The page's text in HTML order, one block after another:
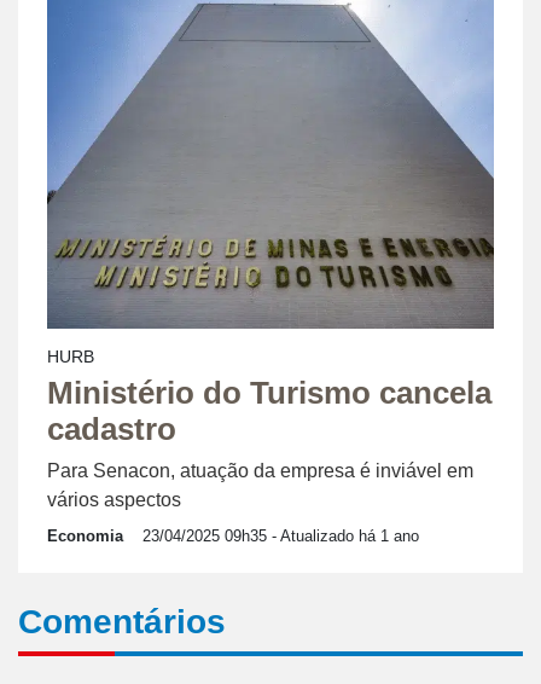
HURB
Ministério do Turismo cancela
cadastro
Para Senacon, atuação da empresa é inviável em
vários aspectos
Economia 23/04/2025 09h35 - Atualizado há 1 ano
Comentários